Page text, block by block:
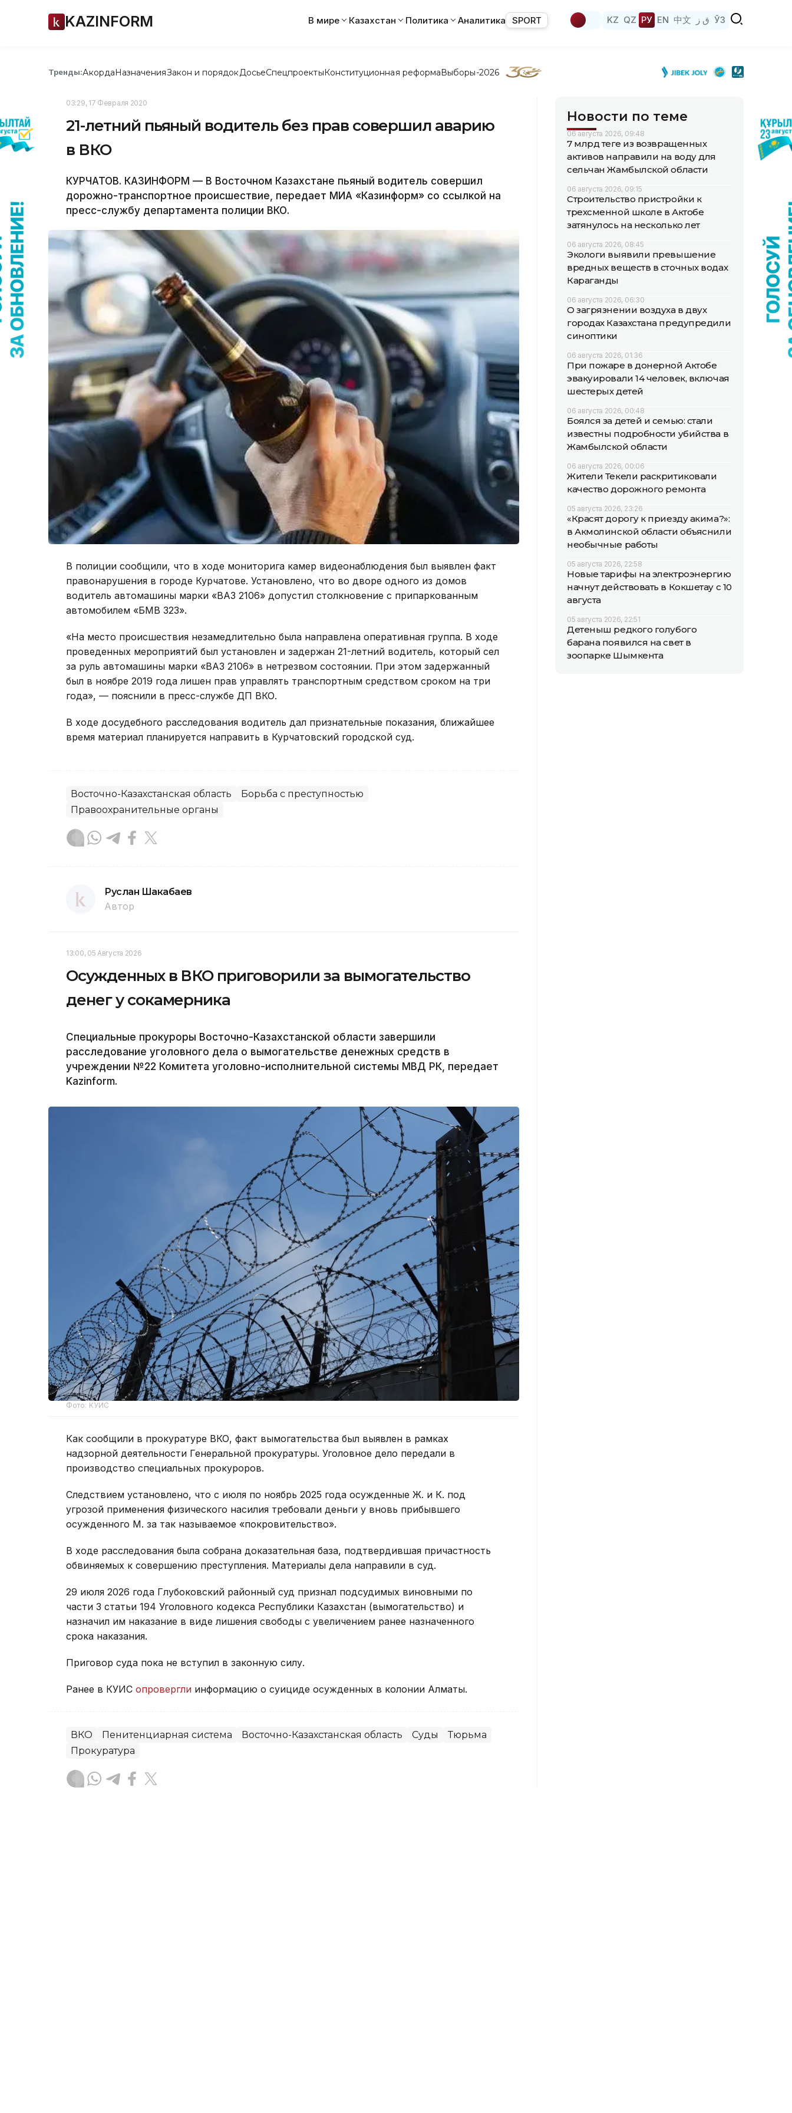
KAZINFORM В мире Казахстан Политика Аналитика SPORT KZ QZ РУ EN 中文 ق ز ЎЗ
Тренды:АкордаНазначенияЗакон и порядок ДосьеСпецпроектыКонституционная реформаВыборы-2026
03:29, 17 Февраля 2020
21-летний пьяный водитель без прав совершил аварию
в ВКО
КУРЧАТОВ. КАЗИНФОРМ — В Восточном Казахстане пьяный водитель совершил
дорожно-транспортное происшествие, передает МИА «Казинформ» со ссылкой на
пресс-службу департамента полиции ВКО.
В полиции сообщили, что в ходе мониторига камер видеонаблюдения был выявлен факт
правонарушения в городе Курчатове. Установлено, что во дворе одного из домов
водитель автомашины марки «ВАЗ 2106» допустил столкновение с припаркованным
автомобилем «БМВ 323».
«На место происшествия незамедлительно была направлена оперативная группа. В ходе
проведенных мероприятий был установлен и задержан 21-летний водитель, который сел
за руль автомашины марки «ВАЗ 2106» в нетрезвом состоянии. При этом задержанный
был в ноябре 2019 года лишен прав управлять транспортным средством сроком на три
года», — пояснили в пресс-службе ДП ВКО.
В ходе досудебного расследования водитель дал признательные показания, ближайшее
время материал планируется направить в Курчатовский городской суд.
Восточно-Казахстанская область
Борьба с преступностью
Правоохранительные органы
Руслан Шакабаев
Автор
13:00, 05 Августа 2026
Осужденных в ВКО приговорили за вымогательство
денег у сокамерника
Специальные прокуроры Восточно-Казахстанской области завершили
расследование уголовного дела о вымогательстве денежных средств в
учреждении №22 Комитета уголовно-исполнительной системы МВД РК, передает
Kazinform.
Фото: КУИС
Как сообщили в прокуратуре ВКО, факт вымогательства был выявлен в рамках
надзорной деятельности Генеральной прокуратуры. Уголовное дело передали в
производство специальных прокуроров.
Следствием установлено, что с июля по ноябрь 2025 года осужденные Ж. и К. под
угрозой применения физического насилия требовали деньги у вновь прибывшего
осужденного М. за так называемое «покровительство».
В ходе расследования была собрана доказательная база, подтвердившая причастность
обвиняемых к совершению преступления. Материалы дела направили в суд.
29 июля 2026 года Глубоковский районный суд признал подсудимых виновными по
части 3 статьи 194 Уголовного кодекса Республики Казахстан (вымогательство) и
назначил им наказание в виде лишения свободы с увеличением ранее назначенного
срока наказания.
Приговор суда пока не вступил в законную силу.
Ранее в КУИС опровергли информацию о суициде осужденных в колонии Алматы.
ВКО Пенитенциарная система Восточно-Казахстанская область Суды
Тюрьма
Прокуратура
Новости по теме
06 августа 2026, 09:48
7 млрд теңге из возвращенных
активов направили на воду для
сельчан Жамбылской области
06 августа 2026, 09:15
Строительство пристройки к
трехсменной школе в Актобе
затянулось на несколько лет
06 августа 2026, 08:45
Экологи выявили превышение
вредных веществ в сточных водах
Караганды
06 августа 2026, 06:30
О загрязнении воздуха в двух
городах Казахстана предупредили
синоптики
06 августа 2026, 01:36
При пожаре в донерной Актобе
эвакуировали 14 человек, включая
шестерых детей
06 августа 2026, 00:48
Боялся за детей и семью: стали
известны подробности убийства в
Жамбылской области
06 августа 2026, 00:06
Жители Текели раскритиковали
качество дорожного ремонта
05 августа 2026, 23:26
«Красят дорогу к приезду акима?»:
в Акмолинской области объяснили
необычные работы
05 августа 2026, 22:58
Новые тарифы на электроэнергию
начнут действовать в Кокшетау с 10
августа
05 августа 2026, 22:51
Детеныш редкого голубого
барана появился на свет в
зоопарке Шымкента